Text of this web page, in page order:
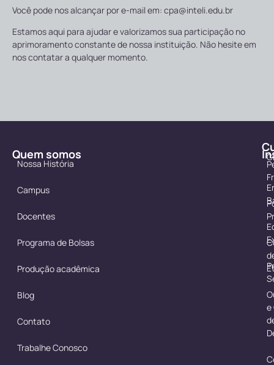
Você pode nos alcançar por e-mail em: cpa@inteli.edu.br
Estamos aqui para ajudar e valorizamos sua participação no
aprimoramento constante de nossa instituição. Não hesite em
nos contatar a qualquer momento.
Quem somos
Nossa História
Campus
Docentes
Programa de Bolsas
Produção acadêmica
Blog
Contato
Trabalhe Conosco
e